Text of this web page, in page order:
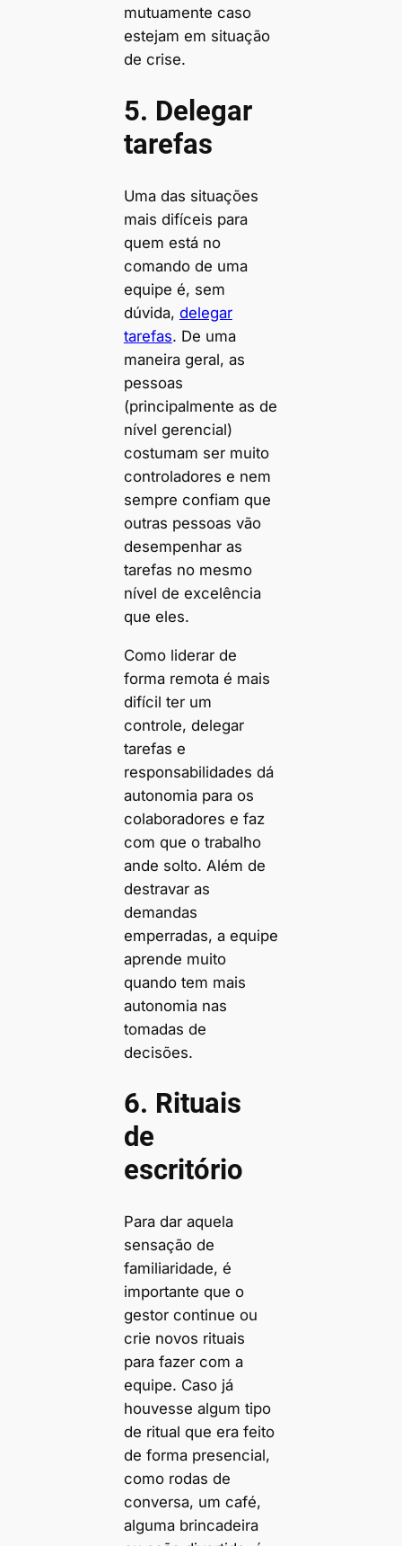
mutuamente caso
estejam em situação
de crise.
5. Delegar
tarefas
Uma das situações
mais difíceis para
quem está no
comando de uma
equipe é, sem
dúvida, delegar
tarefas. De uma
maneira geral, as
pessoas
(principalmente as de
nível gerencial)
costumam ser muito
controladores e nem
sempre confiam que
outras pessoas vão
desempenhar as
tarefas no mesmo
nível de excelência
que eles.
Como liderar de
forma remota é mais
difícil ter um
controle, delegar
tarefas e
responsabilidades dá
autonomia para os
colaboradores e faz
com que o trabalho
ande solto. Além de
destravar as
demandas
emperradas, a equipe
aprende muito
quando tem mais
autonomia nas
tomadas de
decisões.
6. Rituais
de
escritório
Para dar aquela
sensação de
familiaridade, é
importante que o
gestor continue ou
crie novos rituais
para fazer com a
equipe. Caso já
houvesse algum tipo
de ritual que era feito
de forma presencial,
como rodas de
conversa, um café,
alguma brincadeira